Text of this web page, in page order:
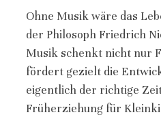
Ohne Musik wäre das
der Philosoph Friedrich
Musik schenkt nicht nur
fördert gezielt die
eigentlich der richtige
Früherziehung für